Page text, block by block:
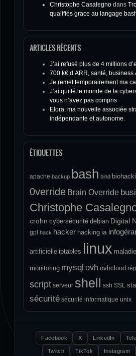
Christophe Casalegno dans
qualifiés grace au langage
ARTICLES RÉCENTS
J’ai refusé plus de 4 millions
700 k€ d’ARR, santé, business
Je remet temporairement ma
J’ai quitté le monde de la
vous n’avez pas compris
Elora: ma nouvelle associée
indépendante et autonome.
ÉTIQUETTES
apache backup bash bind
0verride Brain Override
Christophe
crohn cybersécurité debian Digital
gpl
hack hacker hacking ia
artificielle iptables linux
monitoring mysql ovh ovhcloud
script serveur shell ssh SSL
sécurité sécurité informatique unix
Facebook X LinkedIn
Twitch TikTok Instagram